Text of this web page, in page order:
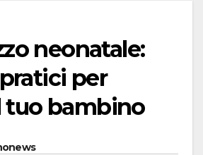
neonatale:
per
tuo bambino